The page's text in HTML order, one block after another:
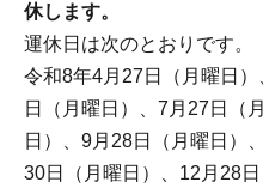
休します。
運休日は次のとおりです。
令和8年4月27日（月曜日
日（月曜日）、7月27日（
日）、9月28日（月曜日）
30日（月曜日）、12月28